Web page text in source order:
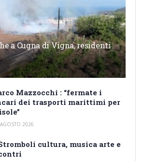
a Cugna di Vigna, residenti
Mazzocchi : “fermate i
dei trasporti marittimi per
2026
cultura, musica arte e